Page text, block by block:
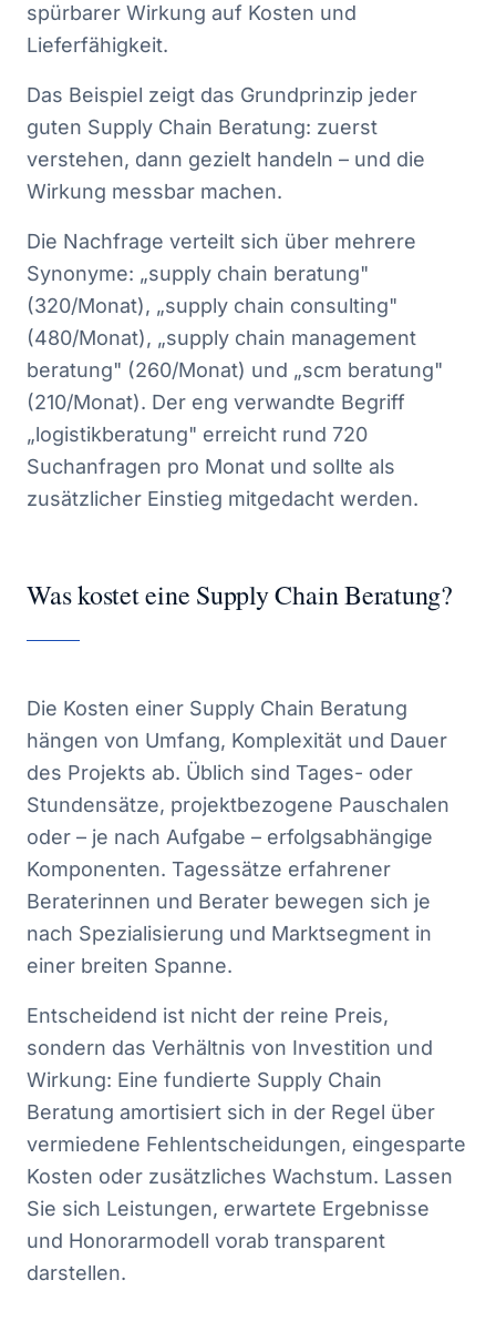
spürbarer Wirkung auf Kosten und
Lieferfähigkeit.
Das Beispiel zeigt das Grundprinzip jeder
guten Supply Chain Beratung: zuerst
verstehen, dann gezielt handeln – und die
Wirkung messbar machen.
Die Nachfrage verteilt sich über mehrere
Synonyme: „supply chain beratung"
(320/Monat), „supply chain consulting"
(480/Monat), „supply chain management
beratung" (260/Monat) und „scm beratung"
(210/Monat). Der eng verwandte Begriff
„logistikberatung" erreicht rund 720
Suchanfragen pro Monat und sollte als
zusätzlicher Einstieg mitgedacht werden.
Was kostet eine Supply Chain Beratung?
Die Kosten einer Supply Chain Beratung
hängen von Umfang, Komplexität und Dauer
des Projekts ab. Üblich sind Tages- oder
Stundensätze, projektbezogene Pauschalen
oder – je nach Aufgabe – erfolgsabhängige
Komponenten. Tagessätze erfahrener
Beraterinnen und Berater bewegen sich je
nach Spezialisierung und Marktsegment in
einer breiten Spanne.
Entscheidend ist nicht der reine Preis,
sondern das Verhältnis von Investition und
Wirkung: Eine fundierte Supply Chain
Beratung amortisiert sich in der Regel über
vermiedene Fehlentscheidungen, eingesparte
Kosten oder zusätzliches Wachstum. Lassen
Sie sich Leistungen, erwartete Ergebnisse
und Honorarmodell vorab transparent
darstellen.